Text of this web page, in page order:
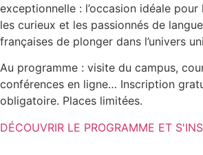
exceptionnelle : l’occasion idéale
les curieux et les passionnés de
françaises de plonger dans l’univers
Au programme : visite du campus,
conférences en ligne… Inscription
obligatoire. Places limitées.
DÉCOUVRIR LE PROGRAMME ET